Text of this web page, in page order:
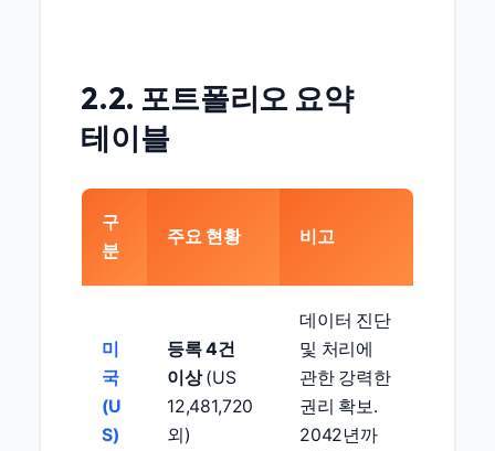
2.2. 포트폴리오 요약
테이블
구
분
주요 현황 비고
미
국
(U
S)
등록 4건
이상(US
12,481,720
외)
데이터 진단
및 처리에
관한 강력한
권리 확보.
2042년까